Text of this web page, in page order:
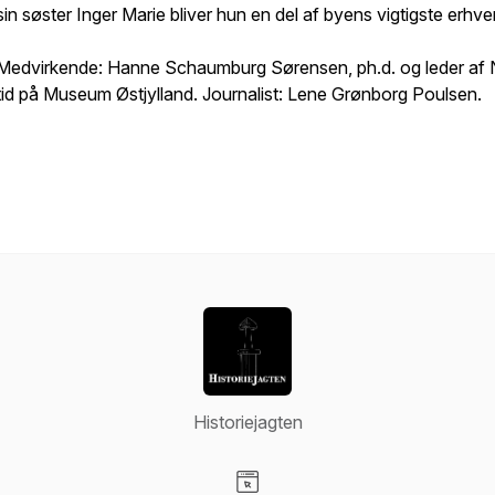
søster Inger Marie bliver hun en del af byens vigtigste
Hanne Schaumburg Sørensen, ph.d. og leder af
på Museum Østjylland. Journalist: Lene Grønborg Poulsen.
Historiejagten